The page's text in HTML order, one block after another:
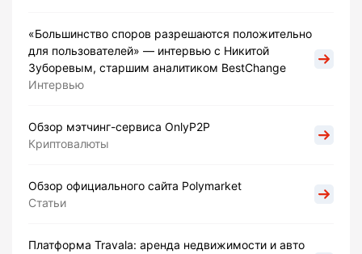
«Большинство споров разрешаются положительно
для пользователей» — интервью с Никитой
Зуборевым, старшим аналитиком BestChange
Интервью
Обзор мэтчинг-сервиса OnlyP2P
Криптовалюты
Обзор официального сайта Polymarket
Статьи
Платформа Travala: аренда недвижимости и авто